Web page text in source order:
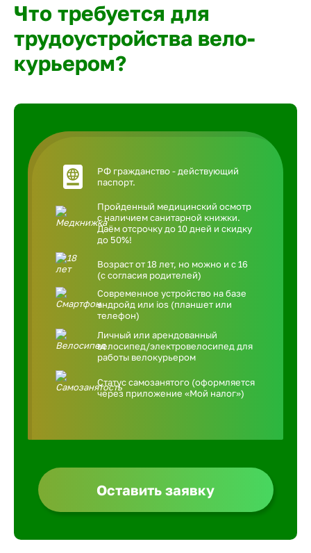
Что требуется для
трудоустройства вело-
курьером?
РФ гражданство - действующий
паспорт.
Пройденный медицинский осмотр
с наличием санитарной книжки.
Даём отсрочку до 10 дней и скидку
до 50%!
Возраст от 18 лет, но можно и с 16
(с согласия родителей)
Современное устройство на базе
андройд или ios (планшет или
телефон)
Личный или арендованный
велосипед/электровелосипед для
работы велокурьером
Статус самозанятого (оформляется
через приложение «Мой налог»)
Оставить заявку